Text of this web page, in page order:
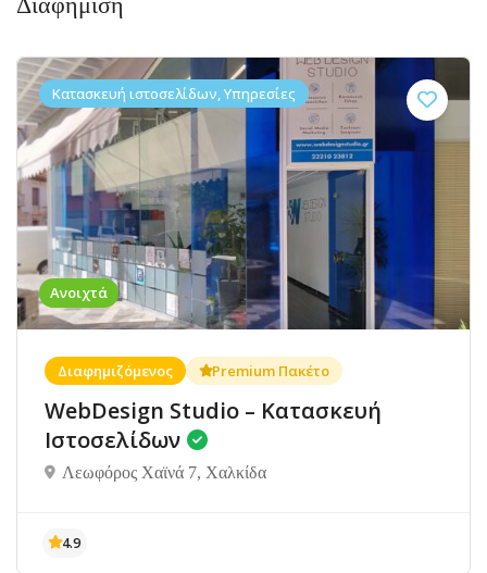
Ανοιχτά
Κατασκευή ιστοσελίδων, Υπηρεσίες
Διαφημιζόμενος Premium Πακέτο
WebDesign Studio – Κατασκευή
Ιστοσελίδων
Λεωφόρος Χαϊνά 7, Χαλκίδα